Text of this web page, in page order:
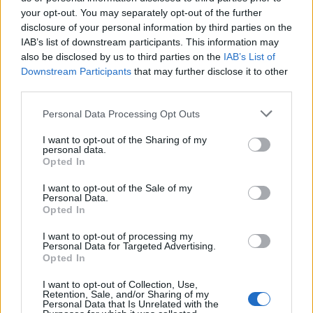
your opt-out. You may separately opt-out of the further
disclosure of your personal information by third parties on the
IAB’s list of downstream participants. This information may
also be disclosed by us to third parties on the IAB’s List of
Downstream Participants that may further disclose it to other
Personal Data Processing Opt Outs
I want to opt-out of the Sharing of my
personal data.
Opted In
I want to opt-out of the Sale of my
Personal Data.
Opted In
I want to opt-out of processing my
Personal Data for Targeted Advertising.
Opted In
I want to opt-out of Collection, Use,
Retention, Sale, and/or Sharing of my
Personal Data that Is Unrelated with the
Αυτοδιοικητικές Εκλογές 17 Οκτωβρίου, 2023
Βλέπετε για πρώτη φορά την κατανομή των εδρών σε
Ραφήνα και Πικέρμι, και ακολουθεί ο τρόπος
υπολογισμού αλλά και...